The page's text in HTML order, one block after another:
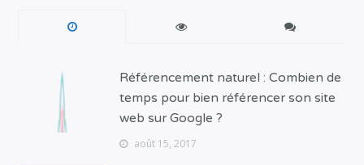
Référencement naturel : Combien de
temps pour bien référencer son site
web sur Google ?
août 15, 2017